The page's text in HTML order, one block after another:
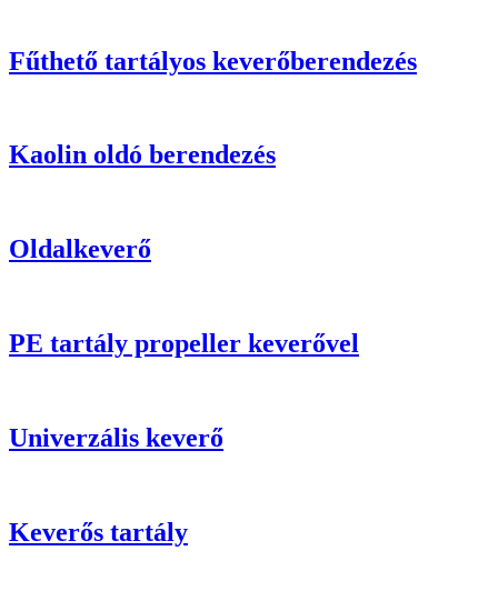
Fűthető tartályos keverőberendezés
Kaolin oldó berendezés
Oldalkeverő
PE tartály propeller keverővel
Univerzális keverő
Keverős tartály